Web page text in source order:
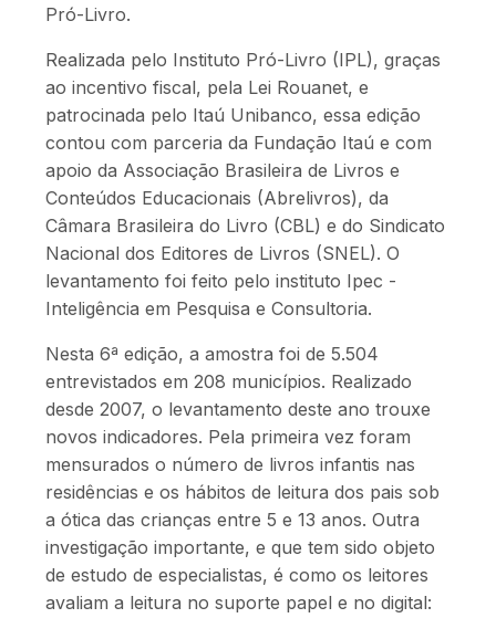
Pró-Livro.
Realizada pelo Instituto Pró-Livro (IPL), graças
ao incentivo fiscal, pela Lei Rouanet, e
patrocinada pelo Itaú Unibanco, essa edição
contou com parceria da Fundação Itaú e com
apoio da Associação Brasileira de Livros e
Conteúdos Educacionais (Abrelivros), da
Câmara Brasileira do Livro (CBL) e do Sindicato
Nacional dos Editores de Livros (SNEL). O
levantamento foi feito pelo instituto Ipec -
Inteligência em Pesquisa e Consultoria.
Nesta 6ª edição, a amostra foi de 5.504
entrevistados em 208 municípios. Realizado
desde 2007, o levantamento deste ano trouxe
novos indicadores. Pela primeira vez foram
mensurados o número de livros infantis nas
residências e os hábitos de leitura dos pais sob
a ótica das crianças entre 5 e 13 anos. Outra
investigação importante, e que tem sido objeto
de estudo de especialistas, é como os leitores
avaliam a leitura no suporte papel e no digital: